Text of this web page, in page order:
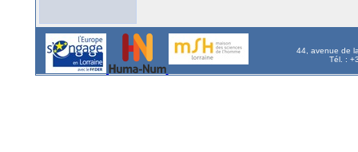
44, avenue de
Tél. :